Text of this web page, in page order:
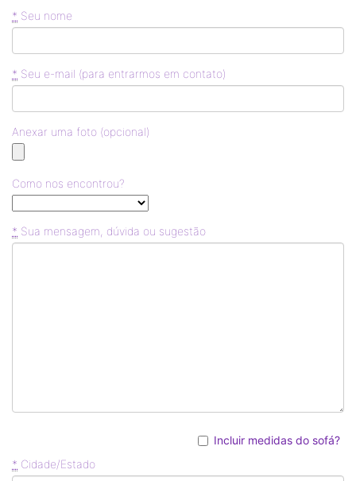
* Seu nome
* Seu e-mail (para entrarmos em contato)
Anexar uma foto (opcional)
Como nos encontrou?
* Sua mensagem, dúvida ou sugestão
Incluir medidas do sofá?
* Cidade/Estado